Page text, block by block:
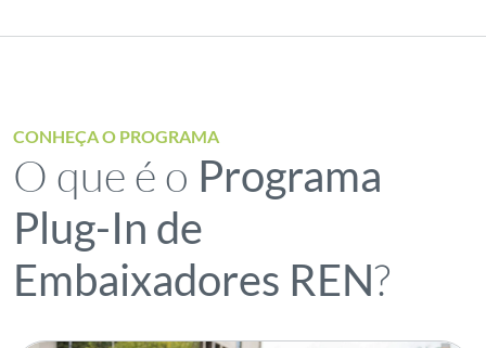
CONHEÇA O PROGRAMA
O que é o Programa
Plug-In de
Embaixadores REN?